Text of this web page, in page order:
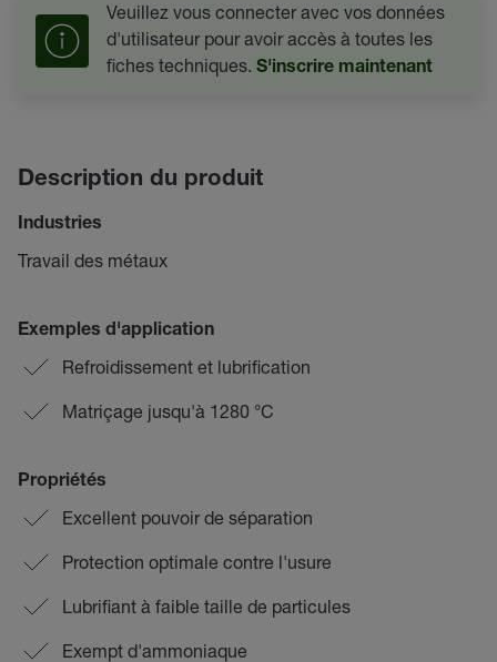
Veuillez vous connecter avec vos données
d'utilisateur pour avoir accès à toutes les
fiches techniques. S'inscrire maintenant
Description du produit
Industries
Travail des métaux
Exemples d'application
Refroidissement et lubrification
Matriçage jusqu'à 1280 °C
Propriétés
Excellent pouvoir de séparation
Protection optimale contre l'usure
Lubrifiant à faible taille de particules
Exempt d'ammoniaque